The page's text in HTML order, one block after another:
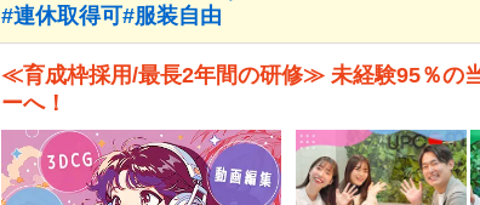
#連休取得可#服装自由
≪育成枠採用/最長2年間の研修≫ 未経験95％の
ーへ！